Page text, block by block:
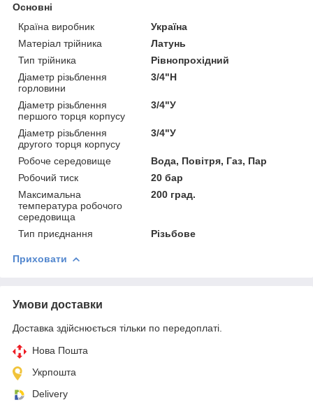
Основні
Країна виробник
Україна
Матеріал трійника
Латунь
Тип трійника
Рівнопрохідний
Діаметр різьблення
горловини
3/4"Н
Діаметр різьблення
першого торця корпусу
3/4"У
Діаметр різьблення
другого торця корпусу
3/4"У
Робоче середовище
Вода, Повітря, Газ, Пар
Робочий тиск
20 бар
Максимальна
температура робочого
середовища
200 град.
Тип приєднання Різьбове
Приховати
Умови доставки
Доставка здійснюється тільки по передоплаті.
Нова Пошта
Укрпошта
Delivery